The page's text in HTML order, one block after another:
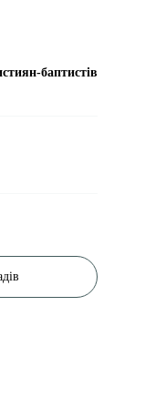
баптистів